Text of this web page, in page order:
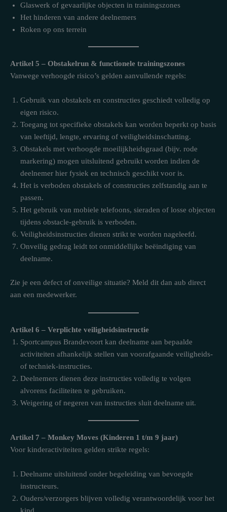
Glaswerk of gevaarlijke objecten in trainingszones
Het hinderen van andere deelnemers
Roken op ons terrein
Artikel 5 – Obstakelrun & functionele trainingszones
Vanwege verhoogde risico’s gelden aanvullende regels:
Gebruik van obstakels en constructies geschiedt volledig op
eigen risico.
Toegang tot specifieke obstakels kan worden beperkt op basis
van leeftijd, lengte, ervaring of veiligheidsinschatting.
Obstakels met verhoogde moeilijkheidsgraad (bijv. rode
markering) mogen uitsluitend gebruikt worden indien de
deelnemer hier fysiek en technisch geschikt voor is.
Het is verboden obstakels of constructies zelfstandig aan te
passen.
Het gebruik van mobiele telefoons, sieraden of losse objecten
tijdens obstacle-gebruik is verboden.
Veiligheidsinstructies dienen strikt te worden nageleefd.
Onveilig gedrag leidt tot onmiddellijke beëindiging van
deelname.
Zie je een defect of onveilige situatie? Meld dit dan aub direct
aan een medewerker.
Artikel 6 – Verplichte veiligheidsinstructie
Sportcampus Brandevoort kan deelname aan bepaalde
activiteiten afhankelijk stellen van voorafgaande veiligheids-
of techniek-instructies.
Deelnemers dienen deze instructies volledig te volgen
alvorens faciliteiten te gebruiken.
Weigering of negeren van instructies sluit deelname uit.
Artikel 7 – Monkey Moves (Kinderen 1 t/m 9 jaar)
Voor kinderactiviteiten gelden strikte regels:
Deelname uitsluitend onder begeleiding van bevoegde
instructeurs.
Ouders/verzorgers blijven volledig verantwoordelijk voor het
kind.